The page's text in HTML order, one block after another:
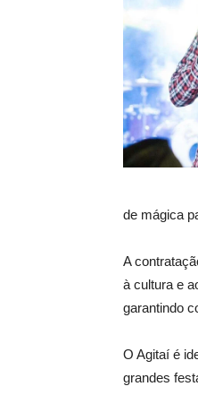
de mágica
A
à cultura e
garantindo
O Agitaí é
grandes